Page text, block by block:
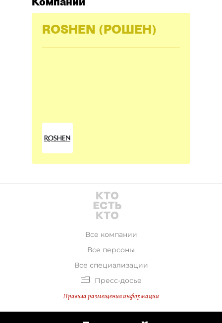
ROSHEN (РОШЕН)
Все компании
Все персоны
Все специализации
Пресс-досье
Правила размещения информации